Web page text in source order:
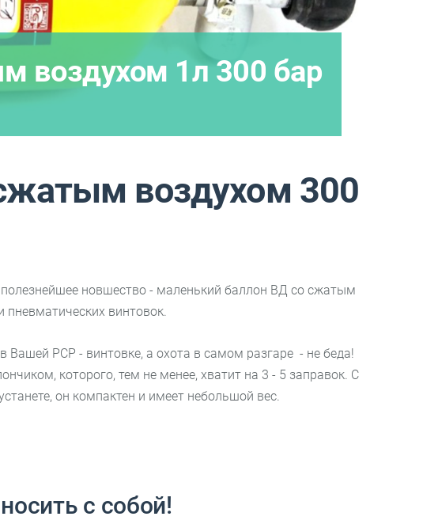
воздухом 1л 300 бар
воздухом 300
новшество - маленький баллон ВД со сжатым
винтовок.
Вашей PCP - винтовке, а охота в самом разгаре - не беда!
которого, тем не менее, хватит на 3 - 5 заправок. С
он компактен и имеет небольшой вес.
с собой!